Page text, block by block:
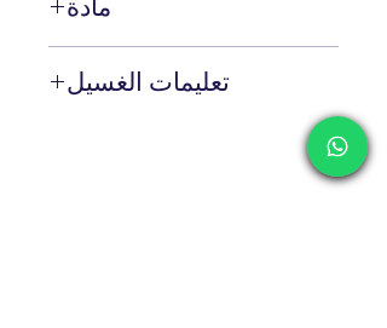
مادة
تعليمات الغسيل